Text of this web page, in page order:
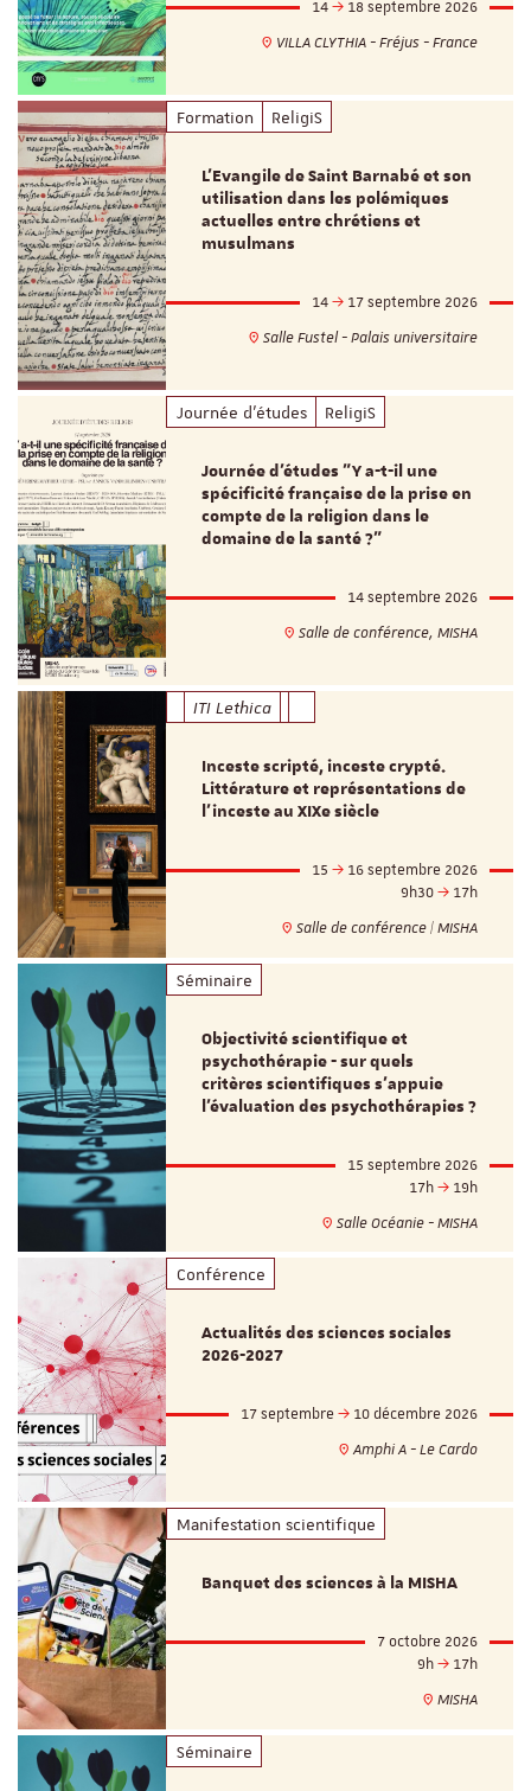
14
18 septembre 2026
VILLA CLYTHIA - Fréjus - France
Formation ReligiS
L’Evangile de Saint Barnabé et son
utilisation dans les polémiques
actuelles entre chrétiens et
musulmans
14
17 septembre 2026
Salle Fustel - Palais universitaire
Journée d'études ReligiS
Journée d’études "Y a-t-il une
spécificité française de la prise en
compte de la religion dans le
domaine de la santé ?"
14 septembre 2026
Salle de conférence, MISHA
ITI Lethica
Inceste scripté, inceste crypté.
Littérature et représentations de
l’inceste au XIXe siècle
15
16 septembre 2026
9h30
17h
Salle de conférence | MISHA
Séminaire
Objectivité scientifique et
psychothérapie - sur quels
critères scientifiques s'appuie
l'évaluation des psychothérapies ?
15 septembre 2026
17h
19h
Salle Océanie - MISHA
Conférence
Actualités des sciences sociales
2026-2027
17 septembre
10 décembre 2026
Amphi A - Le Cardo
Manifestation scientifique
Banquet des sciences à la MISHA
7 octobre 2026
9h
17h
MISHA
Séminaire